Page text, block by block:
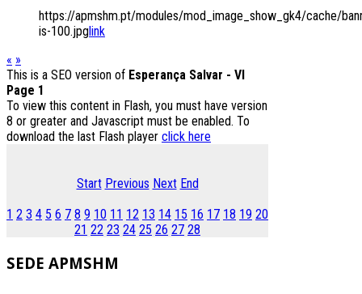
https://apmshm.pt/modules/mod_image_show_gk4/cache/
is-100.jpglink
« »
This is a SEO version of Esperança Salvar - VI
Page 1
To view this content in Flash, you must have version
8 or greater and Javascript must be enabled. To
download the last Flash player click here
Start Previous Next End
1 2 3 4 5 6 7 8 9 10 11 12 13 14 15 16 17 18 19 20
21 22 23 24 25 26 27 28
SEDE APMSHM